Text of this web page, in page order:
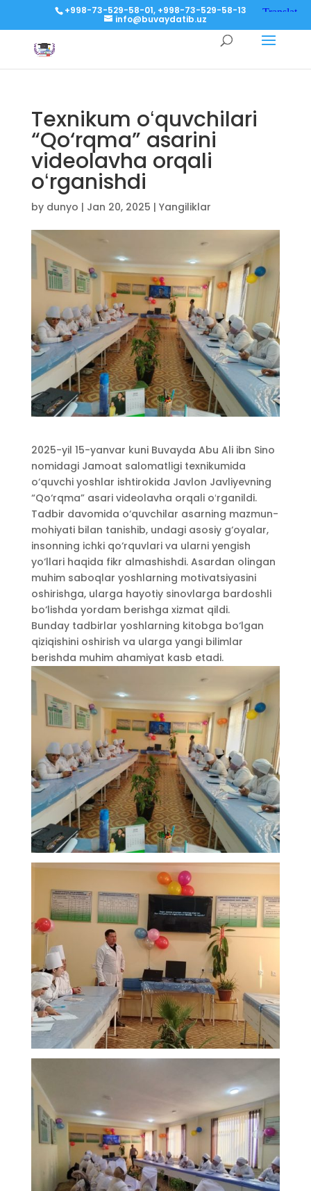
+998-73-529-58-01, +998-73-529-58-13
info@buvaydatib.uz
Texnikum oʻquvchilari
“Qo‘rqma” asarini
videolavha orqali
oʻrganishdi
by dunyo | Jan 20, 2025 | Yangiliklar
2025-yil 15-yanvar kuni Buvayda Abu Ali ibn Sino
nomidagi Jamoat salomatligi texnikumida
o‘quvchi yoshlar ishtirokida Javlon Javliyevning
“Qo‘rqma” asari videolavha orqali oʻrganildi.
Tadbir davomida o‘quvchilar asarning mazmun-
mohiyati bilan tanishib, undagi asosiy g‘oyalar,
insonning ichki qo‘rquvlari va ularni yengish
yo‘llari haqida fikr almashishdi. Asardan olingan
muhim saboqlar yoshlarning motivatsiyasini
oshirishga, ularga hayotiy sinovlarga bardoshli
bo‘lishda yordam berishga xizmat qildi.
Bunday tadbirlar yoshlarning kitobga bo‘lgan
qiziqishini oshirish va ularga yangi bilimlar
berishda muhim ahamiyat kasb etadi.